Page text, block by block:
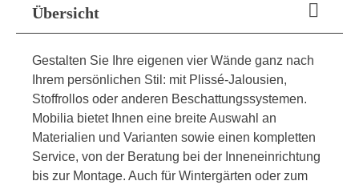
Übersicht
Gestalten Sie Ihre eigenen vier Wände ganz nach
Ihrem persönlichen Stil: mit Plissé-Jalousien,
Stoffrollos oder anderen Beschattungssystemen.
Mobilia bietet Ihnen eine breite Auswahl an
Materialien und Varianten sowie einen kompletten
Service, von der Beratung bei der Inneneinrichtung
bis zur Montage. Auch für Wintergärten oder zum